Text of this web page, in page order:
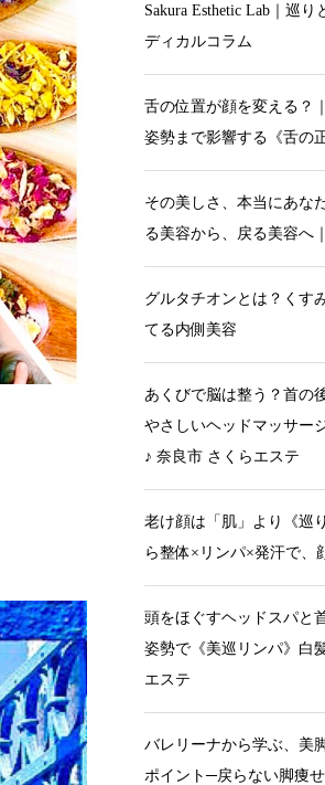
Sakura Esthetic Lab｜巡
ディカルコラム
舌の位置が顔を変える？
姿勢まで影響する《舌の
その美しさ、本当にあな
る美容から、戻る美容へ
グルタチオンとは？くす
てる内側美容
あくびで脳は整う？首の
やさしいヘッドマッサー
♪ 奈良市 さくらエステ
老け顔は「肌」より《巡
ら整体×リンパ×発汗で、
頭をほぐすヘッドスパと
姿勢で《美巡リンパ》白
エステ
バレリーナから学ぶ、美
ポイント─戻らない脚痩